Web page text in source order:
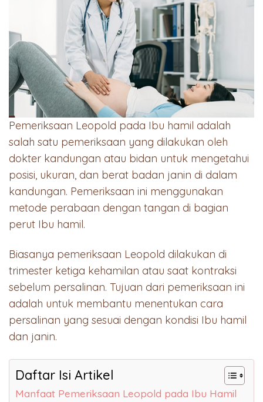
Pemeriksaan Leopold pada Ibu hamil adalah
salah satu pemeriksaan yang dilakukan oleh
dokter kandungan atau bidan untuk mengetahui
posisi, ukuran, dan berat badan janin di dalam
kandungan. Pemeriksaan ini menggunakan
metode perabaan dengan tangan di bagian
perut Ibu hamil.
Biasanya pemeriksaan Leopold dilakukan di
trimester ketiga kehamilan atau saat kontraksi
sebelum persalinan. Tujuan dari pemeriksaan ini
adalah untuk membantu menentukan cara
persalinan yang sesuai dengan kondisi Ibu hamil
dan janin.
Daftar Isi Artikel
Manfaat Pemeriksaan Leopold pada Ibu Hamil